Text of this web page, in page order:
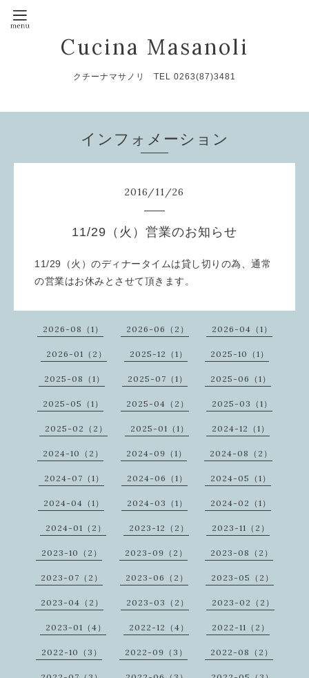
Cucina Masanoli
クチーナマサノリ TEL 0263(87)3481
インフォメーション
2016/11/26
11/29（火）営業のお知らせ
11/29（火）のディナータイムは貸し切りの為、通常
の営業はお休みとさせて頂きます。
2026-08（1） 2026-06（2） 2026-04（1）
2026-01（2） 2025-12（1） 2025-10（1）
2025-08（1） 2025-07（1） 2025-06（1）
2025-05（1） 2025-04（2） 2025-03（1）
2025-02（2） 2025-01（1） 2024-12（1）
2024-10（2） 2024-09（1） 2024-08（2）
2024-07（1） 2024-06（1） 2024-05（1）
2024-04（1） 2024-03（1） 2024-02（1）
2024-01（2） 2023-12（2） 2023-11（2）
2023-10（2） 2023-09（2） 2023-08（2）
2023-07（2） 2023-06（2） 2023-05（2）
2023-04（2） 2023-03（2） 2023-02（2）
2023-01（4） 2022-12（4） 2022-11（2）
2022-10（3） 2022-09（3） 2022-08（2）